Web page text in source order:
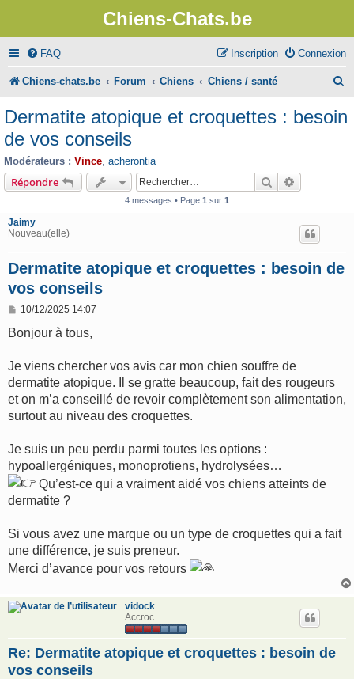
Chiens-Chats.be
FAQ Connexion
Inscription
Chiens-chats.be Forum Chiens Chiens / santé
c
Dermatite atopique et croquettes : besoin
de vos conseils
Modérateurs : Vince acherontia
Répondre Rechercher
4 messages • Page 1 sur 1
Jaimy
Nouveau(elle)
Dermatite atopique et croquettes : besoin de
vos conseils
M
s
g
10/12/2025 14:07
Bonjour à tous,
Je viens chercher vos avis car mon chien souffre de
dermatite atopique. Il se gratte beaucoup, fait des rougeurs
et on m’a conseillé de revoir complètement son alimentation,
surtout au niveau des croquettes.
Je suis un peu perdu parmi toutes les options :
hypoallergéniques, monoprotiens, hydrolysées…
Qu’est-ce qui a vraiment aidé vos chiens atteints de
dermatite ?
Si vous avez une marque ou un type de croquettes qui a fait
une différence, je suis preneur.
Merci d’avance pour vos retours
vidock
Accroc
Re: Dermatite atopique et croquettes : besoin de
vos conseils